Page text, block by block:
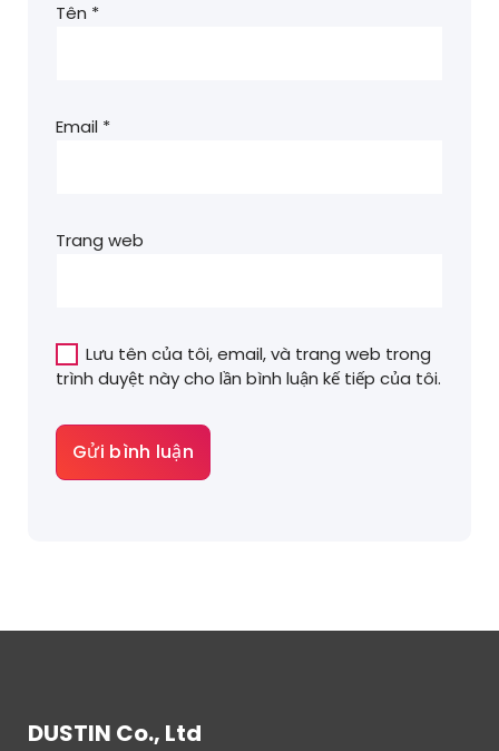
Tên *
Email *
Trang web
Lưu tên của tôi, email, và trang web trong
trình duyệt này cho lần bình luận kế tiếp của tôi.
DUSTIN Co., Ltd